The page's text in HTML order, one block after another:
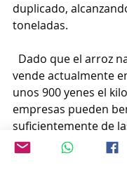
duplicado,
toneladas.
Dado que el arroz
vende actualmente
unos 900 yenes el
empresas pueden
suficientemente de
importaciones,